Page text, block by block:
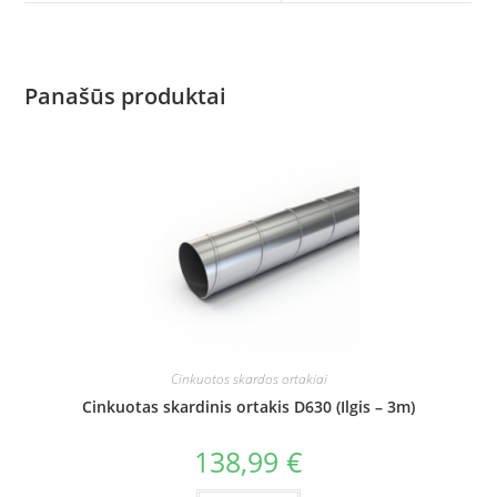
Panašūs produktai
Cinkuotos skardos ortakiai
Cinkuotas skardinis ortakis D630 (Ilgis – 3m)
138,99 €